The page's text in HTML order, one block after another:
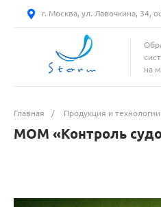
г. Москва, ул. Лавочкина, 34,
на
Главная / Продукция и технологии
МОМ «Контроль